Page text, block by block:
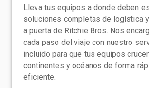
Lleva tus equipos a donde deben
soluciones completas de logística
a puerta de Ritchie Bros. Nos
cada paso del viaje con nuestro
incluido para que tus equipos
continentes y océanos de forma
eficiente.